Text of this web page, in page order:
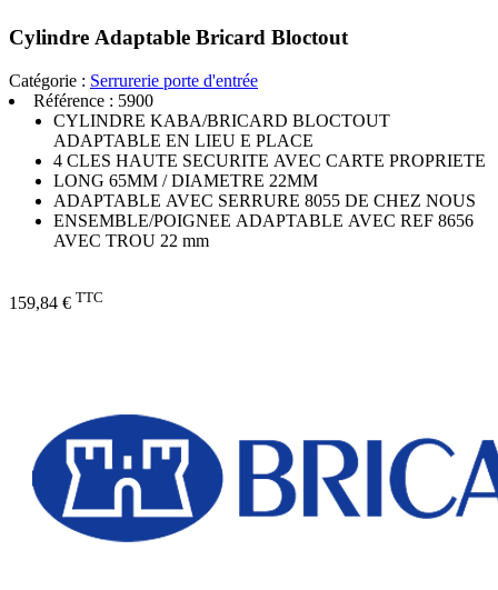
Cylindre Adaptable Bricard Bloctout
Catégorie : Serrurerie porte d'entrée
Référence : 5900
CYLINDRE KABA/BRICARD BLOCTOUT
ADAPTABLE EN LIEU E PLACE
4 CLES HAUTE SECURITE AVEC CARTE PROPRIETE
LONG 65MM / DIAMETRE 22MM
ADAPTABLE AVEC SERRURE 8055 DE CHEZ NOUS
ENSEMBLE/POIGNEE ADAPTABLE AVEC REF 8656
AVEC TROU 22 mm
159,84 € TTC